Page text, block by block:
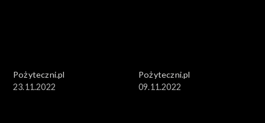
Pożyteczni.pl
23.11.2022
Pożyteczni.pl
09.11.2022